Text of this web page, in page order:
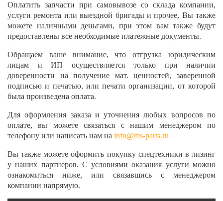
Оплатить запчасти при самовывозе со склада компании,
услуги ремонта или выездной бригады и прочее, Вы также
можете наличными деньгами, при этом вам также будут
предоставлены все необходимые платежные документы.
Обращаем ваше внимание, что отгрузка юридическим
лицам и ИП осуществляется только при наличии
доверенности на получение мат. ценностей, заверенной
подписью и печатью, или печати организации, от которой
была произведена оплата.
Для оформления заказа и уточнения любых вопросов по
оплате, вы можете связаться с нашим менеджером по
телефону или написать нам на info@ms-parts.ru
Вы также можете оформить покупку спецтехники в лизинг
у наших партнеров. С условиями оказания услуги можно
ознакомиться ниже, или связавшись с менеджером
компании напрямую.